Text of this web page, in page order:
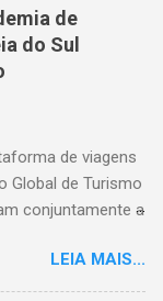
de
do Sul
de viagens
Global de Turismo
conjuntamente a
suporte completo
Este marco
LEIA MAIS...